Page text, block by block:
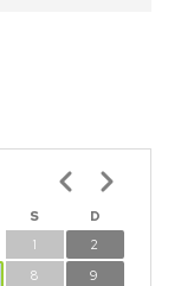
S
D
1
2
8
9
Paginación